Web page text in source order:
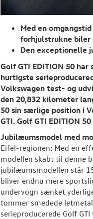
Med en
forhjulstrukne biler
Den exceptionelle
Golf GTI EDITION 50
hurtigste
Volkswagen test- og
den 20,832 kilometer
50 sin særlige position i
GTI. Golf GTI EDITION
Jubilæumsmodel med
Eifel-regionen: Med en
modellen skabt til denne
jubilæumsmodellen står
bliver endnu mere
undervogn sænket
tommer smedede
serieproducerede Golf